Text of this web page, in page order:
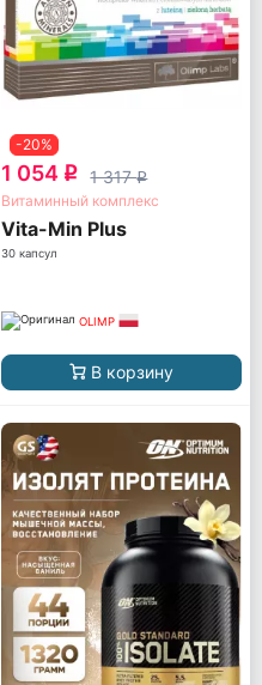
-20%
1 054 q 1 317q
Витаминный комплекс
Vita-Min Plus
30 капсул
OLIMP
В корзину